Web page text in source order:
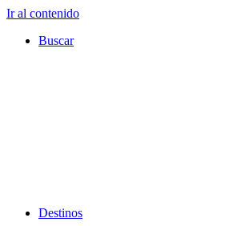
Ir al contenido
Buscar
Destinos